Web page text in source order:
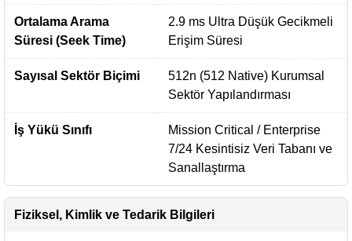
Ortalama Arama
Süresi (Seek Time)
2.9 ms Ultra Düşük Gecikmeli
Erişim Süresi
Sayısal Sektör Biçimi
512n (512 Native) Kurumsal
Sektör Yapılandırması
İş Yükü Sınıfı
Mission Critical / Enterprise
7/24 Kesintisiz Veri Tabanı ve
Sanallaştırma
Fiziksel, Kimlik ve Tedarik Bilgileri